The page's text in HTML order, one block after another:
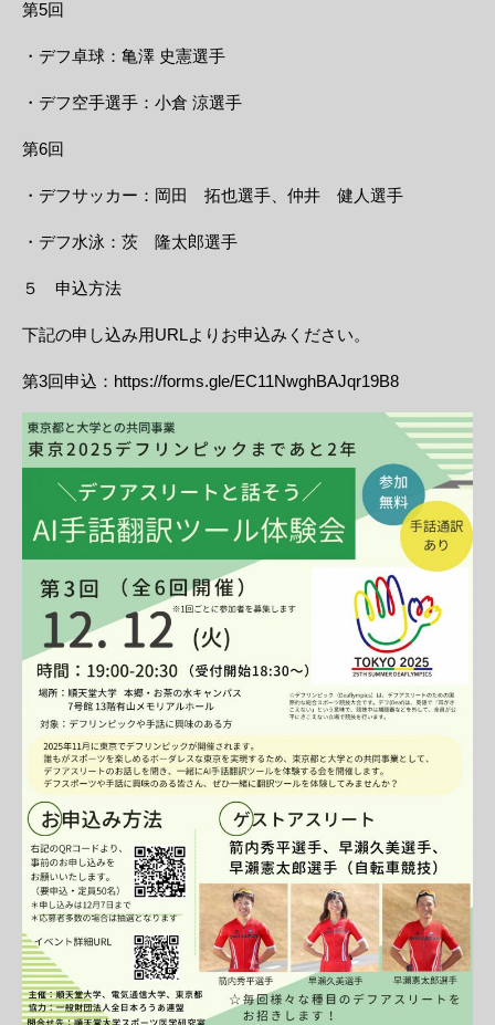
第5回
・デフ卓球：亀澤 史憲選手
・デフ空手選手：小倉 涼選手
第6回
・デフサッカー：岡田 拓也選手、仲井 健人選手
・デフ水泳：茨 隆太郎選手
５ 申込方法
下記の申し込み用URLよりお申込みください。
第3回申込：https://forms.gle/EC11NwghBAJqr19B8